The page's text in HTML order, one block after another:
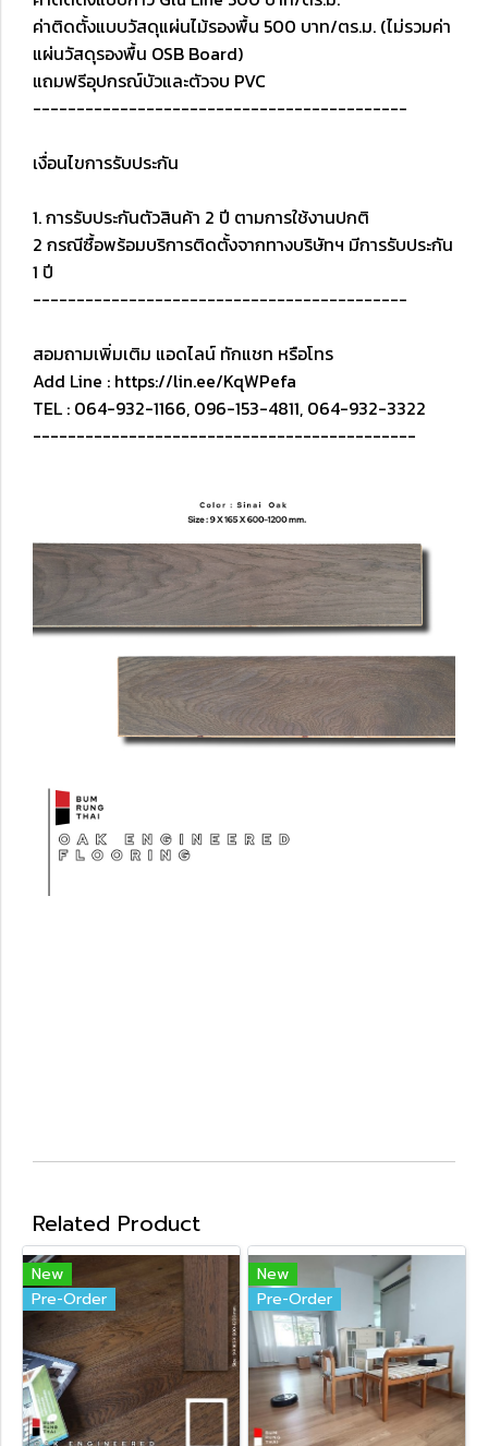
ค่าติดตั้งแบบวัสดุแผ่นไม้รองพื้น 500 บาท/ตร.ม. (ไม่รวมค่า
แผ่นวัสดุรองพื้น OSB Board)
แถมฟรีอุปกรณ์บัวและตัวจบ PVC
-------------------------------------------
เงื่อนไขการรับประกัน
1. การรับประกันตัวสินค้า 2 ปี ตามการใช้งานปกติ
2 กรณีซื้อพร้อมบริการติดตั้งจากทางบริษัทฯ มีการรับประกัน
1 ปี
-------------------------------------------
สอมถามเพิ่มเติม แอดไลน์ ทักแชท หรือโทร
Add Line : https://lin.ee/KqWPefa
TEL : 064-932-1166, 096-153-4811, 064-932-3322
--------------------------------------------
Related Product
New
Pre-Order
New
Pre-Order